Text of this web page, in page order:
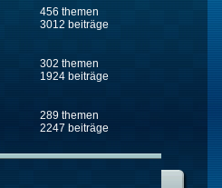
456 themen
3012 beiträge
302 themen
1924 beiträge
289 themen
2247 beiträge